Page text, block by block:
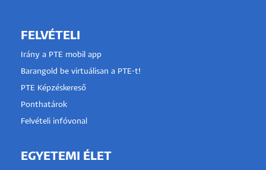
FELVÉTELI
Irány a PTE mobil app
Barangold be virtuálisan a PTE-t!
PTE Képzéskereső
Ponthatárok
Felvételi infóvonal
EGYETEMI ÉLET